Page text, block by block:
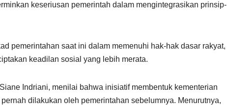
keseriusan pemerintah dalam mengintegrasikan prinsip-
pemerintahan saat ini dalam memenuhi hak-hak dasar rakyat,
keadilan sosial yang lebih merata.
Indriani, menilai bahwa inisiatif membentuk kementerian
dilakukan oleh pemerintahan sebelumnya. Menurutnya,